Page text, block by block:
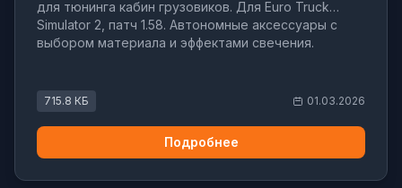
для тюнинга кабин грузовиков. Для Euro Truck
Simulator 2, патч 1.58. Автономные аксессуары с
выбором материала и эффектами свечения.
715.8 КБ 01.03.2026
Подробнее